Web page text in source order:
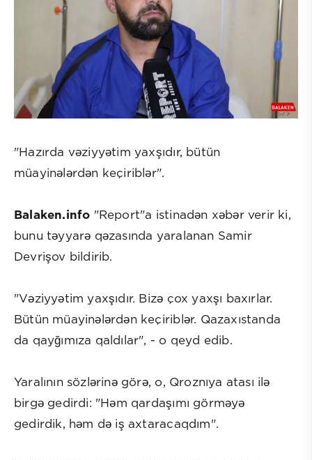
"Hazırda vəziyyətim yaxşıdır, bütün
müayinələrdən keçiriblər".
Balaken.info "Report"a istinadən xəbər verir ki,
bunu təyyarə qəzasında yaralanan Samir
Devrişov bildirib.
"Vəziyyətim yaxşıdır. Bizə çox yaxşı baxırlar.
Bütün müayinələrdən keçiriblər. Qazaxıstanda
da qayğımıza qaldılar", - o qeyd edib.
Yaralının sözlərinə görə, o, Qroznıya atası ilə
birgə gedirdi: "Həm qardaşımı görməyə
gedirdik, həm də iş axtaracaqdım".